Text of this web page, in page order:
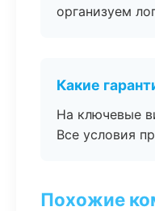
организуем
Какие
На ключевые
Все условия
Похожие